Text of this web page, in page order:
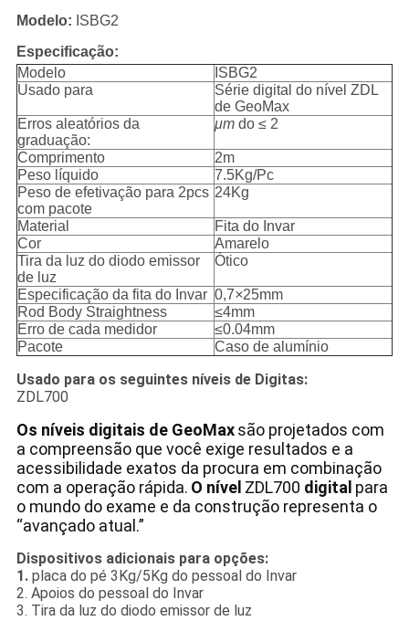
Modelo: ISBG2
Especificação:
Modelo
ISBG2
Usado para
Série digital do nível ZDL
de GeoMax
Erros aleatórios da
graduação:
μmdo ≤ 2
Comprimento
2m
Peso líquido
7.5Kg/Pc
Peso de efetivação para 2pcs
com pacote
24Kg
Material
Fita do Invar
Cor
Amarelo
Tira da luz do diodo emissor
de luz
Ótico
Especificação da fita do Invar 0,7×25mm
Rod Body Straightness
≤4mm
Erro de cada medidor
≤0.04mm
Pacote
Caso de alumínio
Usado para os seguintes níveis de Digitas:
ZDL700
Os níveis digitais de GeoMaxsão projetados com
a compreensão que você exige resultados e a
acessibilidade exatos da procura em combinação
com a operaçãorápida. O nível ZDL700 digital para
o mundo do exame e da construçãorepresenta o
“avançado atual .”
Dispositivos adicionais para opções:
1. placa do pé 3Kg/5Kg do pessoal do Invar
2. Apoios do pessoal do Invar
3. Tira da luz do diodo emissor de luz